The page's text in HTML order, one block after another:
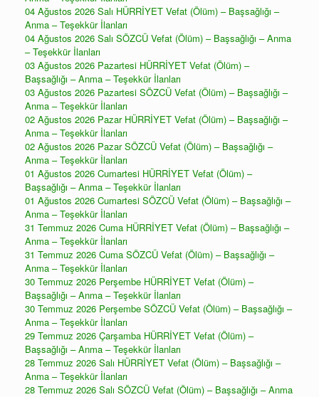
04 Ağustos 2026 Salı HÜRRİYET Vefat (Ölüm) – Başsağlığı –
Anma – Teşekkür İlanları
04 Ağustos 2026 Salı SÖZCÜ Vefat (Ölüm) – Başsağlığı – Anma
– Teşekkür İlanları
03 Ağustos 2026 Pazartesi HÜRRİYET Vefat (Ölüm) –
Başsağlığı – Anma – Teşekkür İlanları
03 Ağustos 2026 Pazartesi SÖZCÜ Vefat (Ölüm) – Başsağlığı –
Anma – Teşekkür İlanları
02 Ağustos 2026 Pazar HÜRRİYET Vefat (Ölüm) – Başsağlığı –
Anma – Teşekkür İlanları
02 Ağustos 2026 Pazar SÖZCÜ Vefat (Ölüm) – Başsağlığı –
Anma – Teşekkür İlanları
01 Ağustos 2026 Cumartesi HÜRRİYET Vefat (Ölüm) –
Başsağlığı – Anma – Teşekkür İlanları
01 Ağustos 2026 Cumartesi SÖZCÜ Vefat (Ölüm) – Başsağlığı –
Anma – Teşekkür İlanları
31 Temmuz 2026 Cuma HÜRRİYET Vefat (Ölüm) – Başsağlığı –
Anma – Teşekkür İlanları
31 Temmuz 2026 Cuma SÖZCÜ Vefat (Ölüm) – Başsağlığı –
Anma – Teşekkür İlanları
30 Temmuz 2026 Perşembe HÜRRİYET Vefat (Ölüm) –
Başsağlığı – Anma – Teşekkür İlanları
30 Temmuz 2026 Perşembe SÖZCÜ Vefat (Ölüm) – Başsağlığı –
Anma – Teşekkür İlanları
29 Temmuz 2026 Çarşamba HÜRRİYET Vefat (Ölüm) –
Başsağlığı – Anma – Teşekkür İlanları
28 Temmuz 2026 Salı HÜRRİYET Vefat (Ölüm) – Başsağlığı –
Anma – Teşekkür İlanları
28 Temmuz 2026 Salı SÖZCÜ Vefat (Ölüm) – Başsağlığı – Anma